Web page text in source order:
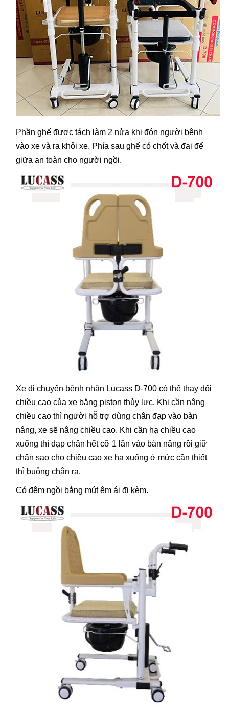
Phần ghế được tách làm 2 nửa khi đón người bệnh
vào xe và ra khỏi xe. Phía sau ghế có chốt và đai để
giữa an toàn cho người ngồi.
Xe di chuyển bệnh nhân Lucass D-700 có thể thay đổi
chiều cao của xe bằng piston thủy lực. Khi cần nâng
chiều cao thì người hỗ trợ dùng chân đạp vào bàn
nâng, xe sẽ nâng chiều cao. Khi cần hạ chiều cao
xuống thì đạp chân hết cỡ 1 lần vào bàn nâng rồi giữ
chân sao cho chiều cao xe hạ xuống ở mức cần thiết
thì buông chân ra.
Có đệm ngồi bằng mút êm ái đi kèm.